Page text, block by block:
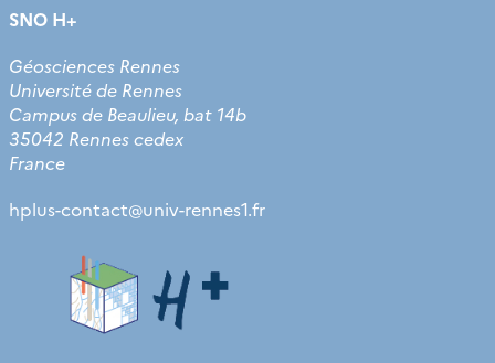
SNO H+
Géosciences Rennes
Université de Rennes
Campus de Beaulieu, bat 14b
35042 Rennes cedex
France
hplus-contact@univ-rennes1.fr